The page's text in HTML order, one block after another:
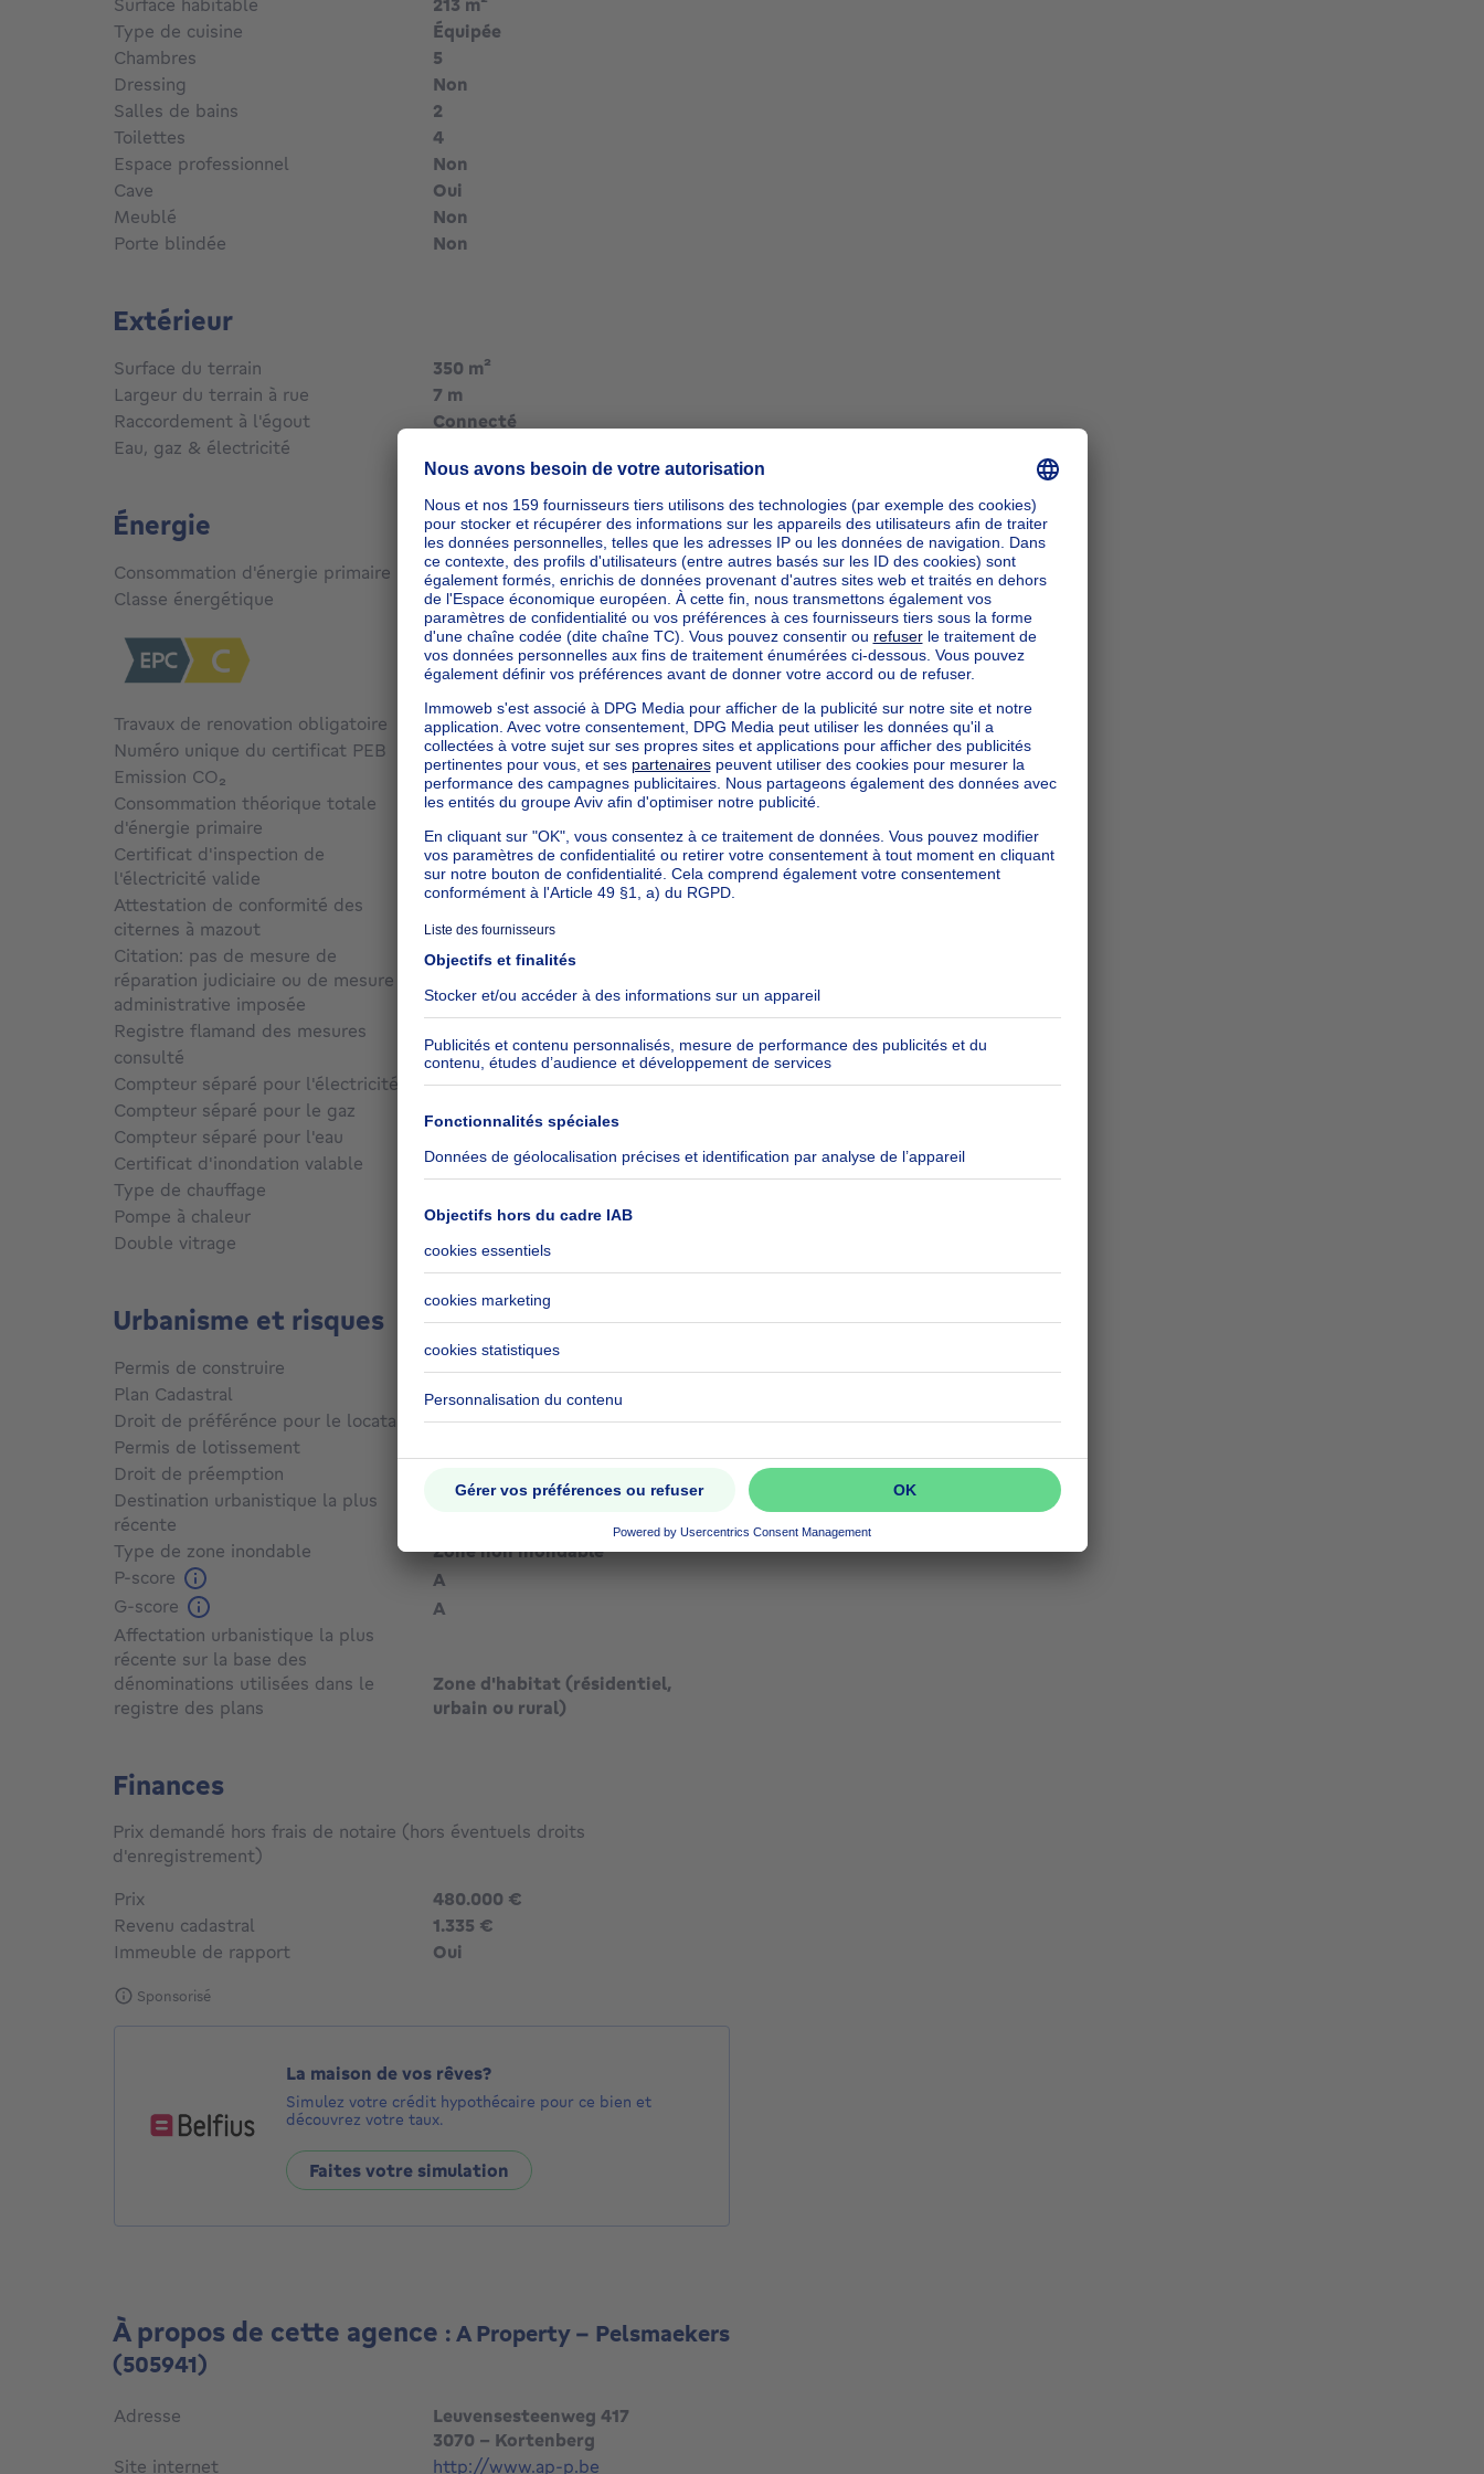
Type de cuisine
Équipée
Chambres
5
Dressing
Non
Salles de bains
2
Toilettes
4
Espace professionnel
Non
Cave
Oui
Meublé
Non
Porte blindée
Non
Extérieur
Surface du terrain 350 m²
Largeur du terrain à rue
7 m
Raccordement à l'égout
Connecté
Eau, gaz & électricité
Énergie
Consommation d'énergie primaire
Non communiqué
Classe énergétique
C
Travaux de renovation obligatoire
Non
Numéro unique du certificat PEB
20250221-0003535034-RES-1
Emission CO₂
1000 kg CO₂/m²
Consommation théorique totale
d'énergie primaire
27462 kWh/an
Certificat d'inspection de
l'électricité valide
Oui
Attestation de conformité des
citernes à mazout
Non communiqué
Citation: pas de mesure de
réparation judiciaire ou de mesure
administrative imposée
Non communiqué
Registre flamand des mesures
consulté
Non
Compteur séparé pour l'électricité
Oui
Compteur séparé pour le gaz
Compteur séparé pour l'eau
Certificat d'inondation valable
Non communiqué
Type de chauffage
Pompe à chaleur
Non
Double vitrage
Oui
Urbanisme et risques
Permis de construire
Oui
Plan Cadastral
Non communiqué
Droit de préférénce pour le locataire
Non communiqué
Permis de lotissement
Droit de préemption
Destination urbanistique la plus
récente
Type de zone inondable
Zone non inondable
P-score
A
G-score
A
Affectation urbanistique la plus
récente sur la base des
dénominations utilisées dans le
registre des plans
Zone d'habitat (résidentiel,
urbain ou rural)
Finances
Prix demandé hors frais de notaire (hors éventuels droits
d'enregistrement)
Prix
480.000 €
Revenu cadastral
1.335 €
Immeuble de rapport
Oui
Sponsorisé
La maison de vos rêves?
Simulez votre crédit hypothécaire pour ce bien et
découvrez votre taux.
Faites votre simulation
À propos de cette agence : A Property - Pelsmaekers
(505941)
Adresse
Leuvensesteenweg 417
3070 - Kortenberg
Site internet
http://www.ap-p.be